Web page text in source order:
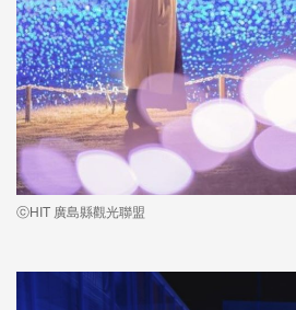
ⓒHIT 廣島縣觀光聯盟